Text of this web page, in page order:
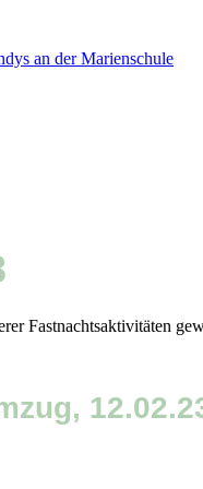
an der Marienschule
Fastnachtsaktivitäten